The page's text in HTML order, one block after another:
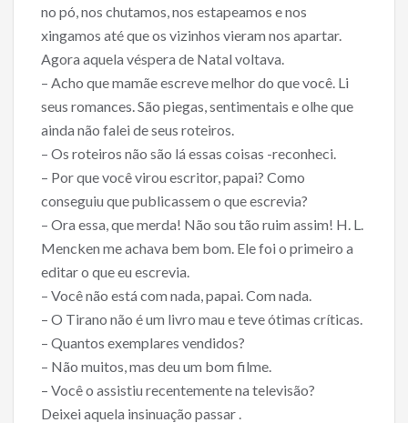
no pó, nos chutamos, nos estapeamos e nos
xingamos até que os vizinhos vieram nos apartar.
Agora aquela véspera de Natal voltava.
– Acho que mamãe escreve melhor do que você. Li
seus romances. São piegas, sentimentais e olhe que
ainda não falei de seus roteiros.
– Os roteiros não são lá essas coisas -reconheci.
– Por que você virou escritor, papai? Como
conseguiu que publicassem o que escrevia?
– Ora essa, que merda! Não sou tão ruim assim! H. L.
Mencken me achava bem bom. Ele foi o primeiro a
editar o que eu escrevia.
– Você não está com nada, papai. Com nada.
– O Tirano não é um livro mau e teve ótimas críticas.
– Quantos exemplares vendidos?
– Não muitos, mas deu um bom filme.
– Você o assistiu recentemente na televisão?
Deixei aquela insinuação passar .